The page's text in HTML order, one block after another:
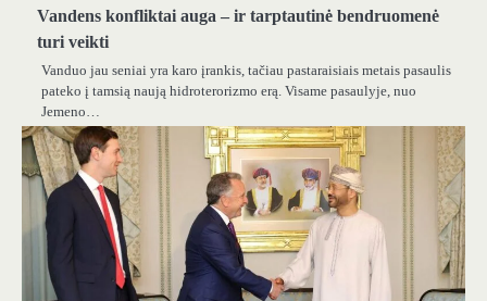
Vandens konfliktai auga – ir tarptautinė bendruomenė
turi veikti
Vanduo jau seniai yra karo įrankis, tačiau pastaraisiais metais pasaulis
pateko į tamsią naują hidroterorizmo erą. Visame pasaulyje, nuo
Jemeno…